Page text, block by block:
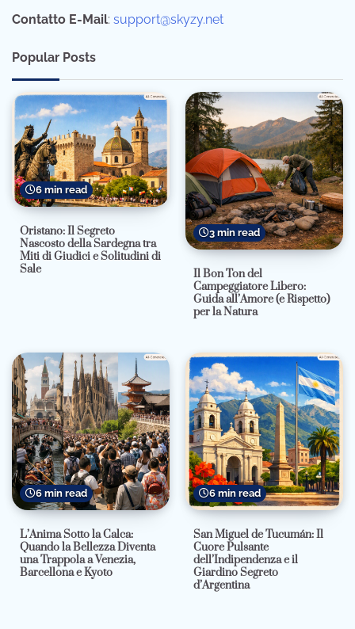
Contatto E-Mail: support@skyzy.net
Popular Posts
6 min read
Oristano: Il Segreto
Nascosto della Sardegna tra
Miti di Giudici e Solitudini di
Sale
3 min read
Il Bon Ton del
Campeggiatore Libero:
Guida all’Amore (e Rispetto)
per la Natura
6 min read
L’Anima Sotto la Calca:
Quando la Bellezza Diventa
una Trappola a Venezia,
Barcellona e Kyoto
6 min read
San Miguel de Tucumán: Il
Cuore Pulsante
dell’Indipendenza e il
Giardino Segreto
d’Argentina